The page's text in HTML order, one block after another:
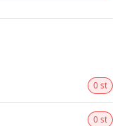
0 st
0 st